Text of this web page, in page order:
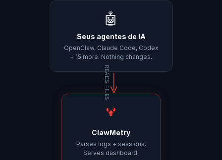
🤖
Seus agentes de IA
OpenClaw, Claude Code, Codex
+ 15 more. Nothing changes.
READS FILES
ClawMetry
Parses logs + sessions.
Serves dashboard.